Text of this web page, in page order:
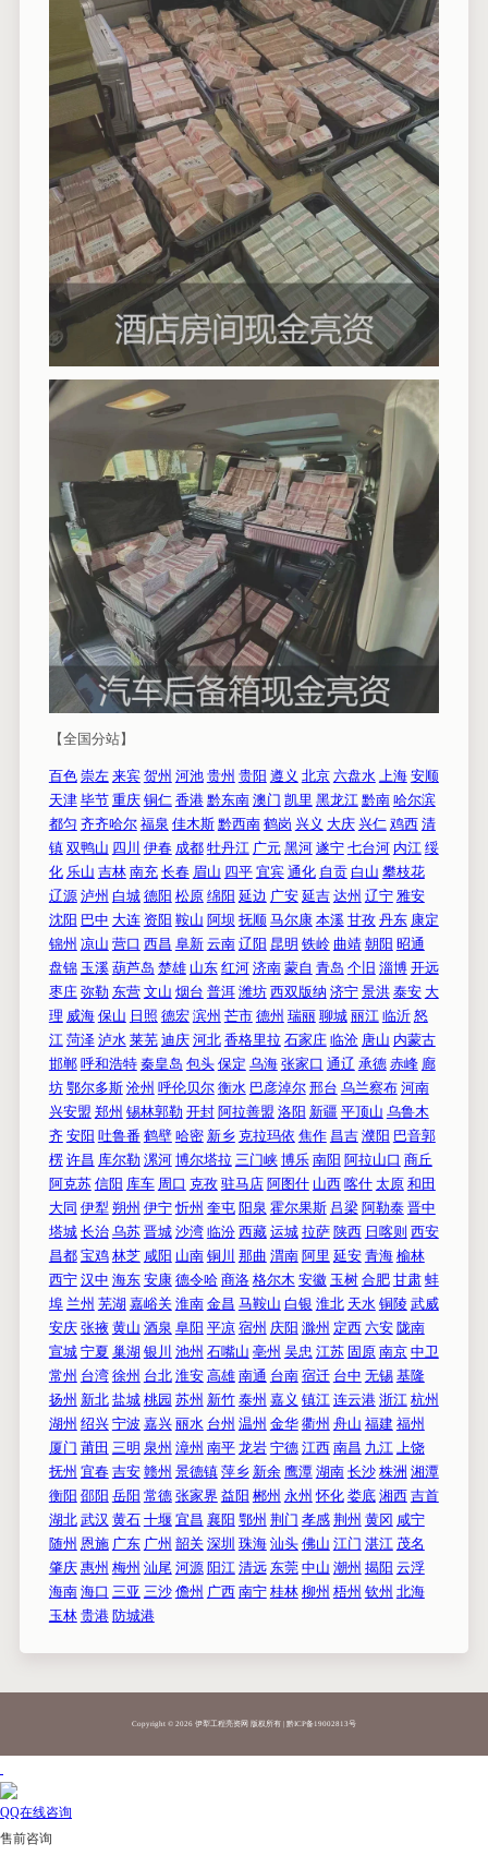
【全国分站】
百色 崇左 来宾 贺州 河池 贵州 贵阳 遵义 北京 六盘水 上海 安顺
天津 毕节 重庆 铜仁 香港 黔东南 澳门 凯里 黑龙江 黔南 哈尔滨
都匀 齐齐哈尔 福泉 佳木斯 黔西南 鹤岗 兴义 大庆 兴仁 鸡西 清
镇 双鸭山 四川 伊春 成都 牡丹江 广元 黑河 遂宁 七台河 内江 绥
化 乐山 吉林 南充 长春 眉山 四平 宜宾 通化 自贡 白山 攀枝花
辽源 泸州 白城 德阳 松原 绵阳 延边 广安 延吉 达州 辽宁 雅安
沈阳 巴中 大连 资阳 鞍山 阿坝 抚顺 马尔康 本溪 甘孜 丹东 康定
锦州 凉山 营口 西昌 阜新 云南 辽阳 昆明 铁岭 曲靖 朝阳 昭通
盘锦 玉溪 葫芦岛 楚雄 山东 红河 济南 蒙自 青岛 个旧 淄博 开远
枣庄 弥勒 东营 文山 烟台 普洱 潍坊 西双版纳 济宁 景洪 泰安 大
理 威海 保山 日照 德宏 滨州 芒市 德州 瑞丽 聊城 丽江 临沂 怒
江 菏泽 泸水 莱芜 迪庆 河北 香格里拉 石家庄 临沧 唐山 内蒙古
邯郸 呼和浩特 秦皇岛 包头 保定 乌海 张家口 通辽 承德 赤峰 廊
坊 鄂尔多斯 沧州 呼伦贝尔 衡水 巴彦淖尔 邢台 乌兰察布 河南
兴安盟 郑州 锡林郭勒 开封 阿拉善盟 洛阳 新疆 平顶山 乌鲁木
齐 安阳 吐鲁番 鹤壁 哈密 新乡 克拉玛依 焦作 昌吉 濮阳 巴音郭
楞 许昌 库尔勒 漯河 博尔塔拉 三门峡 博乐 南阳 阿拉山口 商丘
阿克苏 信阳 库车 周口 克孜 驻马店 阿图什 山西 喀什 太原 和田
大同 伊犁 朔州 伊宁 忻州 奎屯 阳泉 霍尔果斯 吕梁 阿勒泰 晋中
塔城 长治 乌苏 晋城 沙湾 临汾 西藏 运城 拉萨 陕西 日喀则 西安
昌都 宝鸡 林芝 咸阳 山南 铜川 那曲 渭南 阿里 延安 青海 榆林
西宁 汉中 海东 安康 德令哈 商洛 格尔木 安徽 玉树 合肥 甘肃 蚌
埠 兰州 芜湖 嘉峪关 淮南 金昌 马鞍山 白银 淮北 天水 铜陵 武威
安庆 张掖 黄山 酒泉 阜阳 平凉 宿州 庆阳 滁州 定西 六安 陇南
宣城 宁夏 巢湖 银川 池州 石嘴山 亳州 吴忠 江苏 固原 南京 中卫
常州 台湾 徐州 台北 淮安 高雄 南通 台南 宿迁 台中 无锡 基隆
扬州 新北 盐城 桃园 苏州 新竹 泰州 嘉义 镇江 连云港 浙江 杭州
湖州 绍兴 宁波 嘉兴 丽水 台州 温州 金华 衢州 舟山 福建 福州
厦门 莆田 三明 泉州 漳州 南平 龙岩 宁德 江西 南昌 九江 上饶
抚州 宜春 吉安 赣州 景德镇 萍乡 新余 鹰潭 湖南 长沙 株洲 湘潭
衡阳 邵阳 岳阳 常德 张家界 益阳 郴州 永州 怀化 娄底 湘西 吉首
湖北 武汉 黄石 十堰 宜昌 襄阳 鄂州 荆门 孝感 荆州 黄冈 咸宁
随州 恩施 广东 广州 韶关 深圳 珠海 汕头 佛山 江门 湛江 茂名
肇庆 惠州 梅州 汕尾 河源 阳江 清远 东莞 中山 潮州 揭阳 云浮
海南 海口 三亚 三沙 儋州 广西 南宁 桂林 柳州 梧州 钦州 北海
玉林 贵港 防城港
Copyright © 2026 伊犁工程亮资网 版权所有 | 黔ICP备19002813号
QQ在线咨询
售前咨询